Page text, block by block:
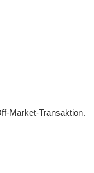
Market-Transaktion.